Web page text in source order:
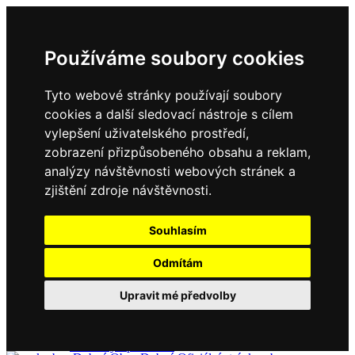
Používáme soubory cookies
Tyto webové stránky používají soubory
cookies a další sledovací nástroje s cílem
vylepšení uživatelského prostředí,
zobrazení přizpůsobeného obsahu a reklam,
analýzy návštěvnosti webových stránek a
zjištění zdroje návštěvnosti.
Souhlasím
Odmítám
Upravit mé předvolby
Domů
Kontakty
Úřední deska
Vyhlášky
Složení zastupitelstva